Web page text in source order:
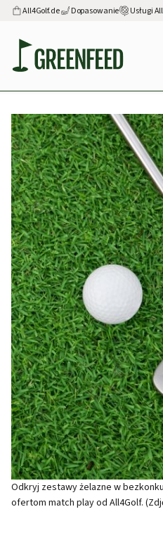
All4Golf.de Dopasowanie Usługi
Odkryj zestawy żelazne w
ofertom match play od All4Golf.